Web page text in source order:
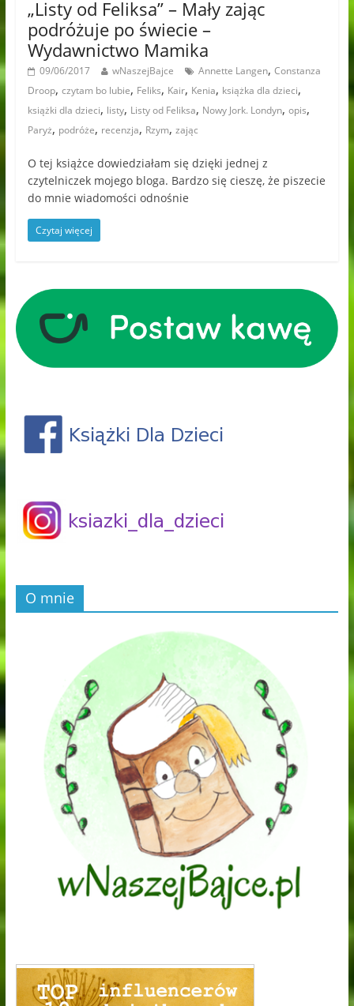
„Listy od Feliksa” – Mały zając
podróżuje po świecie –
Wydawnictwo Mamika
09/06/2017 wNaszejBajce Annette Langen, Constanza
Droop, czytam bo lubie, Feliks, Kair, Kenia, książka dla dzieci,
książki dla dzieci, listy, Listy od Feliksa, Nowy Jork. Londyn, opis,
Paryż, podróże, recenzja, Rzym, zając
O tej książce dowiedziałam się dzięki jednej z
czytelniczek mojego bloga. Bardzo się cieszę, że piszecie
do mnie wiadomości odnośnie
Czytaj więcej
O mnie